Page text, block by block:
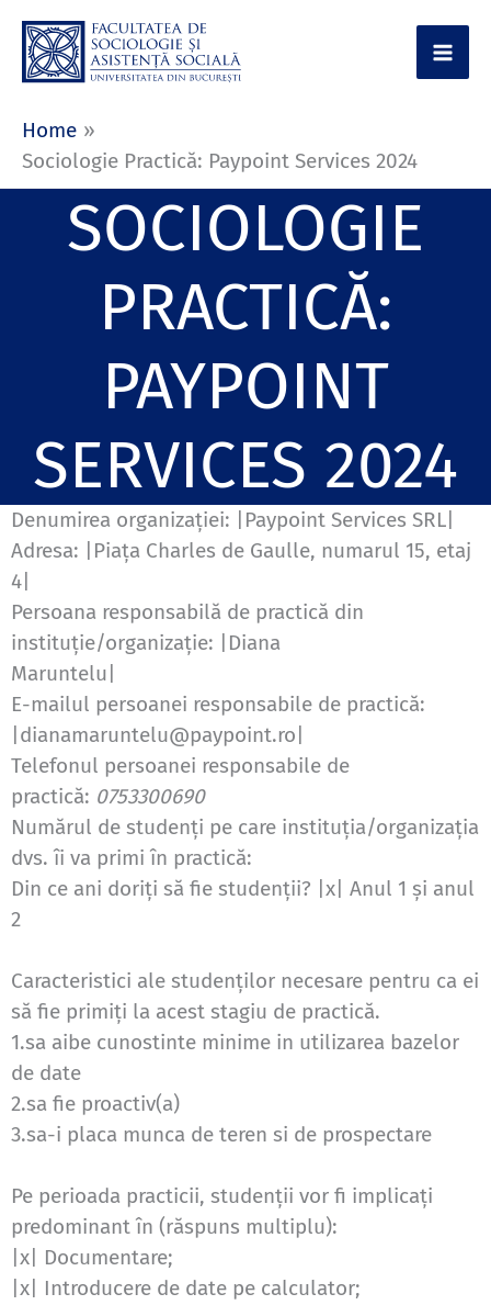
content
Home
Sociologie Practică: Paypoint Services 2024
SOCIOLOGIE
PRACTICĂ:
PAYPOINT
SERVICES 2024
Denumirea organizaţiei: |Paypoint Services SRL|
Adresa: |Piața Charles de Gaulle, numarul 15, etaj
4|
Persoana responsabilă de practică din
instituţie/organizaţie: |Diana
Maruntelu|
E-mailul persoanei responsabile de practică:
|dianamaruntelu@paypoint.ro|
Telefonul persoanei responsabile de
practică: 0753300690
Numărul de studenţi pe care instituţia/organizaţia
dvs. îi va primi în practică:
Din ce ani doriţi să fie studenţii? |x| Anul 1 şi anul
2
Caracteristici ale studenţilor necesare pentru ca ei
să fie primiţi la acest stagiu de practică.
1.sa aibe cunostinte minime in utilizarea bazelor
de date
2.sa fie proactiv(a)
3.sa-i placa munca de teren si de prospectare
Pe perioada practicii, studenţii vor fi implicaţi
predominant în (răspuns multiplu):
|x| Documentare;
|x| Introducere de date pe calculator;